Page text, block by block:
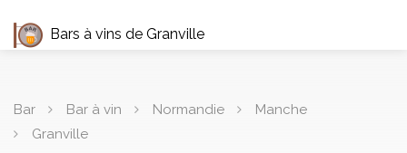
Bars à vins de Granville
Bar Bar à vin Normandie
Manche
Granville